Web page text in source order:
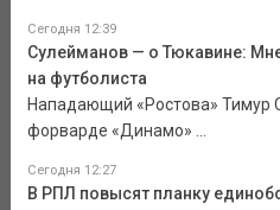
Сегодня 12:39
Сулейманов — о Тюкавине:
на футболиста
Нападающий «Ростова» Тимур
форварде «Динамо» ...
Сегодня 12:27
В РПЛ повысят планку